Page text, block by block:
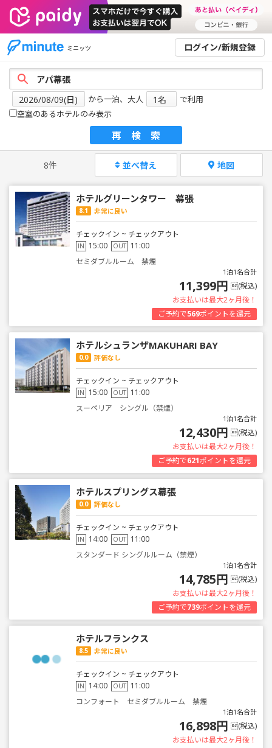
ミニッツ ログイン/新規登録
から一泊、大人
で利用
空室のあるホテルのみ表示
再検索
8件 並べ替え 地図
ホテルグリーンタワー 幕張
8.1 非常に良い
チェックイン ~ チェックアウト
IN 15:00 OUT 11:00
セミダブルルーム 禁煙
1泊1名合計
11,399円 (税込)
お支払いは最大2ヶ月後！
ご予約で569ポイントを還元
ホテルシュランザMAKUHARI BAY
0.0 評価なし
チェックイン ~ チェックアウト
IN 15:00 OUT 11:00
スーペリア シングル（禁煙）
1泊1名合計
12,430円 (税込)
お支払いは最大2ヶ月後！
ご予約で621ポイントを還元
ホテルスプリングス幕張
0.0 評価なし
チェックイン ~ チェックアウト
IN 14:00 OUT 11:00
スタンダード シングルルーム（禁煙）
1泊1名合計
14,785円 (税込)
お支払いは最大2ヶ月後！
ご予約で739ポイントを還元
ホテルフランクス
8.5 非常に良い
チェックイン ~ チェックアウト
IN 14:00 OUT 11:00
コンフォート セミダブルルーム 禁煙
1泊1名合計
16,898円 (税込)
お支払いは最大2ヶ月後！